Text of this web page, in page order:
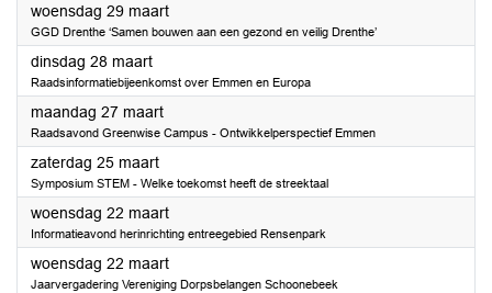
woensdag 29 maart2023
GGD Drenthe ‘Samen bouwen aan een gezond en veilig Drenthe’
dinsdag 28 maart2023
Raadsinformatiebijeenkomst over Emmen en Europa
maandag 27 maart2023
Raadsavond Greenwise Campus - Ontwikkelperspectief Emmen
zaterdag 25 maart2023
Symposium STEM - Welke toekomst heeft de streektaal
woensdag 22 maart2023
Informatieavond herinrichting entreegebied Rensenpark
woensdag 22 maart2023
Jaarvergadering Vereniging Dorpsbelangen Schoonebeek